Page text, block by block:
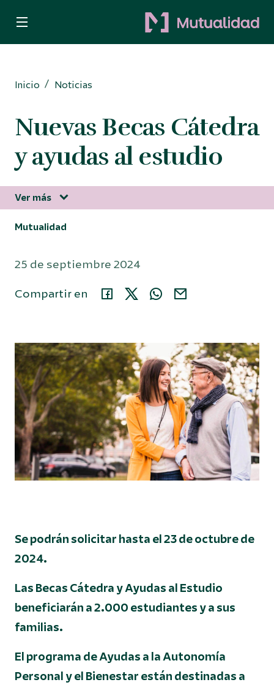
Para Autónomos
Área privada
Español
Buscar...
Inicio
Noticias
Nuevas Becas Cátedra
y ayudas al estudio
Ver más
Mutualidad
25 de septiembre 2024
Compartir en
Se podrán solicitar hasta el 23 de octubre de
2024.
Las Becas Cátedra y Ayudas al Estudio
beneficiarán a 2.000 estudiantes y a sus
familias.
El programa de Ayudas a la Autonomía
Personal y el Bienestar están destinadas a